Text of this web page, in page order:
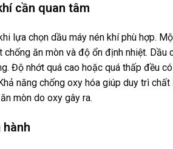
cần quan tâm
lựa chọn dầu máy nén khí phù hợp.
ăn mòn và độ ổn định nhiệt.
Độ nhớt quá cao hoặc quá thấp đều
năng chống oxy hóa giúp duy trì
mòn do oxy gây ra.